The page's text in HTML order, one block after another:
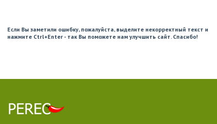
Если Вы заметили ошибку, пожалуйста, выделите некорректный текст и
нажмите Ctrl+Enter - так Вы поможете нам улучшить сайт. Спасибо!